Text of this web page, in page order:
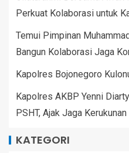
Perkuat Kolaborasi untuk
Temui Pimpinan
Bangun Kolaborasi Jaga
Kapolres Bojonegoro
Kapolres AKBP Yenni
PSHT, Ajak Jaga
KATEGORI